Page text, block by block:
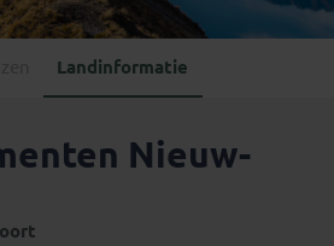
Landinformatie
Nieuw-